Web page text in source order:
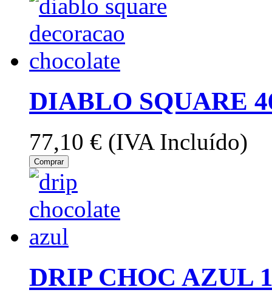
DIABLO SQUARE
77,10 € (IVA Incluído)
Comprar
DRIP CHOC AZUL